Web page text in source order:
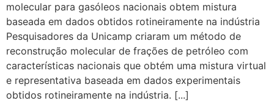
molecular para gasóleos nacionais obtem mistura
baseada em dados obtidos rotineiramente na indústria
Pesquisadores da Unicamp criaram um método de
reconstrução molecular de frações de petróleo com
características nacionais que obtém uma mistura virtual
e representativa baseada em dados experimentais
obtidos rotineiramente na indústria. [...]